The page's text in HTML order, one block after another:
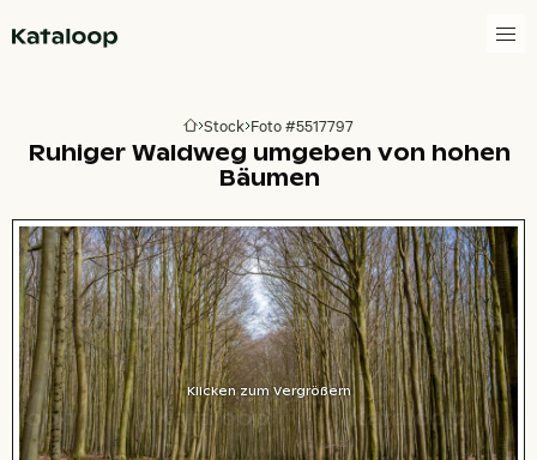
Zur Homepage
Stock Foto #5517797
Ruhiger Waldweg umgeben von hohen
Bäumen
Klicken zum Vergrößern